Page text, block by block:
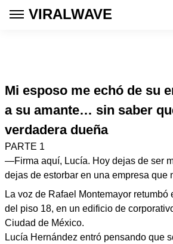
VIRALWAVE
Mi esposo me echó de su
a su amante… sin saber
verdadera dueña
PARTE 1
—Firma aquí, Lucía. Hoy dejas de ser
dejas de estorbar en una empresa que
La voz de Rafael Montemayor retumbó
del piso 18, en un edificio de
Ciudad de México.
Lucía Hernández entró pensando que